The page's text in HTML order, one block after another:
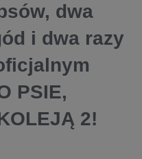
dwa
i dwa razy
PSIE,
2!